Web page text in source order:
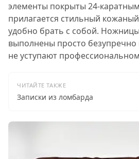
элементы покрыты 24-
прилагается стильный
удобно брать с собой.
выполнены просто безупречно
не уступают
ЧИТАЙТЕ ТАКЖЕ
Записки из ломбарда